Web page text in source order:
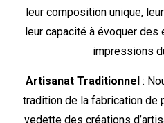
leur composition unique,
leur capacité à évoquer
impressions
Artisanat Traditionnel :
tradition de la fabrication de
vedette des créations